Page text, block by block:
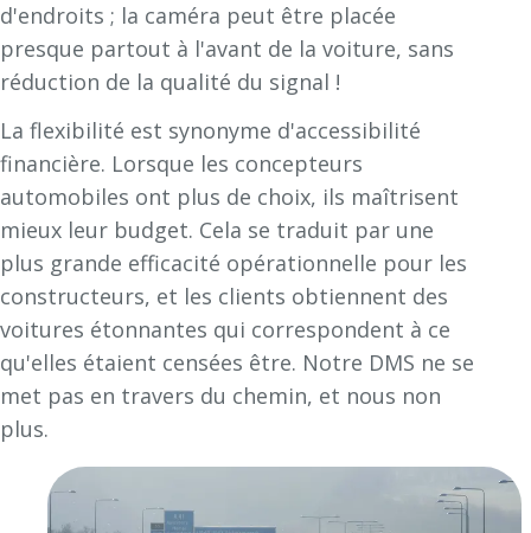
d'endroits ; la caméra peut être placée
presque partout à l'avant de la voiture, sans
réduction de la qualité du signal !
La flexibilité est synonyme d'accessibilité
financière. Lorsque les concepteurs
automobiles ont plus de choix, ils maîtrisent
mieux leur budget. Cela se traduit par une
plus grande efficacité opérationnelle pour les
constructeurs, et les clients obtiennent des
voitures étonnantes qui correspondent à ce
qu'elles étaient censées être. Notre DMS ne se
met pas en travers du chemin, et nous non
plus.